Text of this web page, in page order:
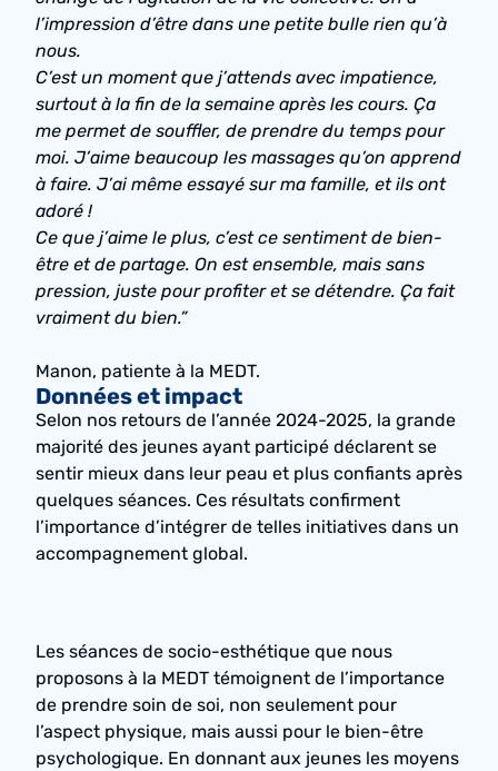
l’impression d’être dans une petite bulle rien qu’à
nous.
C’est un moment que j’attends avec impatience,
surtout à la fin de la semaine après les cours. Ça
me permet de souffler, de prendre du temps pour
moi. J’aime beaucoup les massages qu’on apprend
à faire. J’ai même essayé sur ma famille, et ils ont
adoré !
Ce que j’aime le plus, c’est ce sentiment de bien-
être et de partage. On est ensemble, mais sans
pression, juste pour profiter et se détendre. Ça fait
vraiment du bien.”
Manon, patiente à la MEDT.
Données et impact
Selon nos retours de l’année 2024-2025, la grande
majorité des jeunes ayant participé déclarent se
sentir mieux dans leur peau et plus confiants après
quelques séances. Ces résultats confirment
l’importance d’intégrer de telles initiatives dans un
accompagnement global.
Les séances de socio-esthétique que nous
proposons à la MEDT témoignent de l’importance
de prendre soin de soi, non seulement pour
l’aspect physique, mais aussi pour le bien-être
psychologique. En donnant aux jeunes les moyens